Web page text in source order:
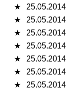
★
25.05.2014
★
25.05.2014
★
25.05.2014
★
25.05.2014
★
25.05.2014
★
25.05.2014
★
25.05.2014